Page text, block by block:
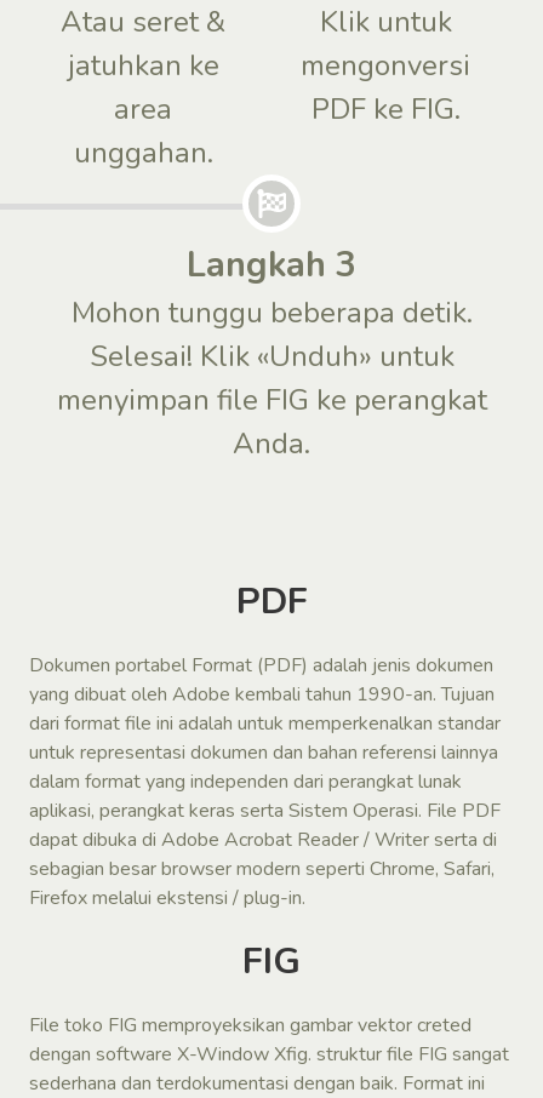
Atau seret &
jatuhkan ke
area
unggahan.
Klik untuk
mengonversi
PDF ke FIG.
Langkah 3
Mohon tunggu beberapa detik.
Selesai! Klik «Unduh» untuk
menyimpan file FIG ke perangkat
Anda.
PDF
Dokumen portabel Format (PDF) adalah jenis dokumen
yang dibuat oleh Adobe kembali tahun 1990-an. Tujuan
dari format file ini adalah untuk memperkenalkan standar
untuk representasi dokumen dan bahan referensi lainnya
dalam format yang independen dari perangkat lunak
aplikasi, perangkat keras serta Sistem Operasi. File PDF
dapat dibuka di Adobe Acrobat Reader / Writer serta di
sebagian besar browser modern seperti Chrome, Safari,
Firefox melalui ekstensi / plug-in.
FIG
File toko FIG memproyeksikan gambar vektor creted
dengan software X-Window Xfig. struktur file FIG sangat
sederhana dan terdokumentasi dengan baik. Format ini